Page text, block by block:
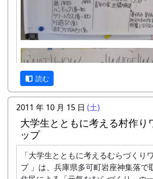
読む
2011 年 10 月 15 日 (土)
大学生とともに考える村作り
ップ
「大学生とともに考えるむらづくり
プ 」は、兵庫県多可町岩座神集落で